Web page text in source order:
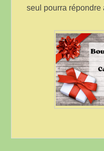
seul pourra répondre